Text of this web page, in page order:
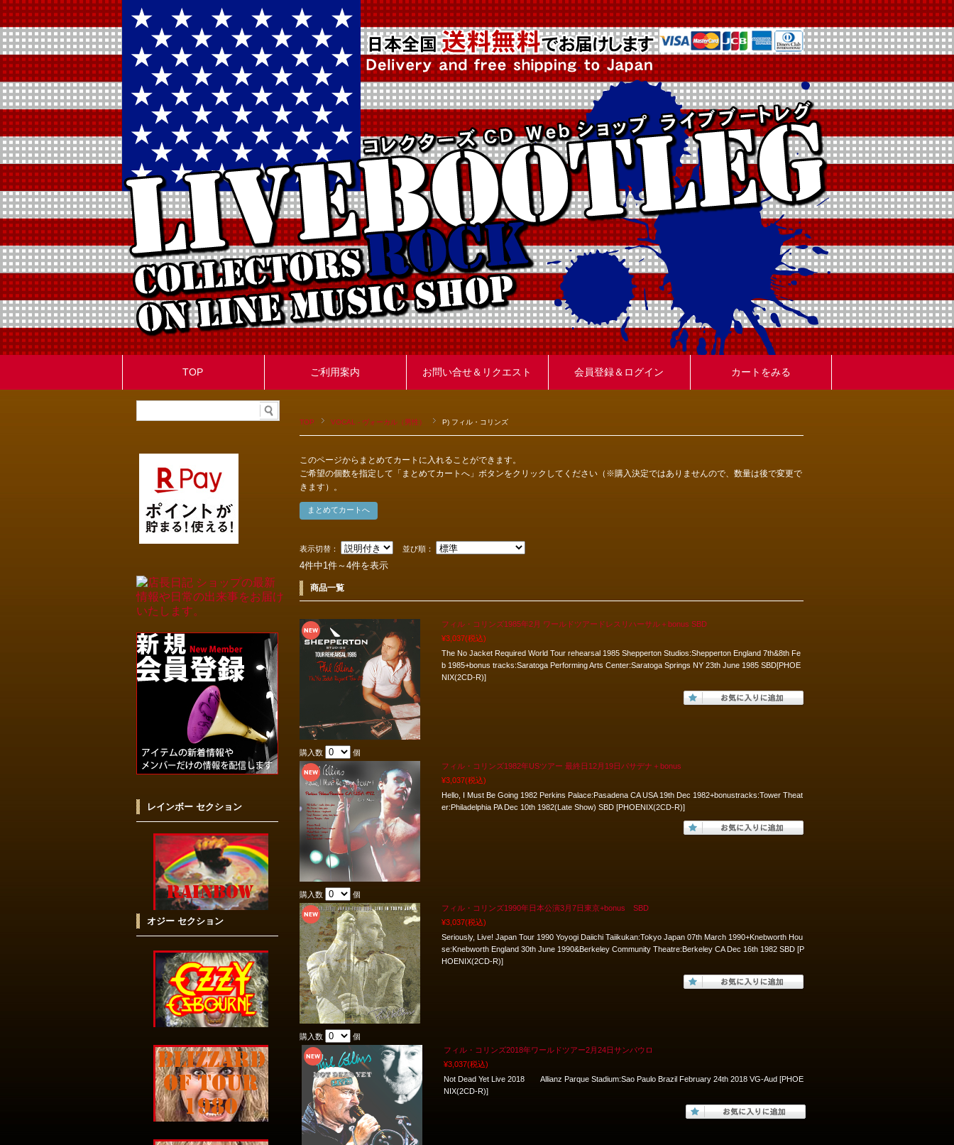
TOP ご利用案内 お問い合せ＆リクエスト 会員登録＆ログイン カートをみる
TOP VOCAL - ヴォーカル（男性） P) フィル・コリンズ
このページからまとめてカートに入れることができます。
ご希望の個数を指定して「まとめてカートへ」ボタンをクリックしてください（※購入決定ではありませんので、数量は後で変更で
きます）。
表示切替： 並び順：
4件中1件～4件を表示
商品一覧
フィル・コリンズ1985年2月 ワールドツアードレスリハーサル＋bonus SBD
¥3,037(税込)
The No Jacket Required World Tour rehearsal 1985 Shepperton Studios:Shepperton England 7th&8th Fe
b 1985+bonus tracks:Saratoga Performing Arts Center:Saratoga Springs NY 23th June 1985 SBD[PHOE
NIX(2CD-R)]
購入数
個
フィル・コリンズ1982年USツアー 最終日12月19日パサデナ＋bonus
¥3,037(税込)
Hello, I Must Be Going 1982 Perkins Palace:Pasadena CA USA 19th Dec 1982+bonustracks:Tower Theat
er:Philadelphia PA Dec 10th 1982(Late Show) SBD [PHOENIX(2CD-R)]
購入数
個
フィル・コリンズ1990年日本公演3月7日東京+bonus SBD
¥3,037(税込)
Seriously, Live! Japan Tour 1990 Yoyogi Daiichi Taiikukan:Tokyo Japan 07th March 1990+Knebworth Hou
se:Knebworth England 30th June 1990&Berkeley Community Theatre:Berkeley CA Dec 16th 1982 SBD [P
HOENIX(2CD-R)]
購入数
個
フィル・コリンズ2018年ワールドツアー2月24日サンパウロ
¥3,037(税込)
Not Dead Yet Live 2018 Allianz Parque Stadium:Sao Paulo Brazil February 24th 2018 VG-Aud [PHOE
NIX(2CD-R)]
レインボー セクション
オジー セクション